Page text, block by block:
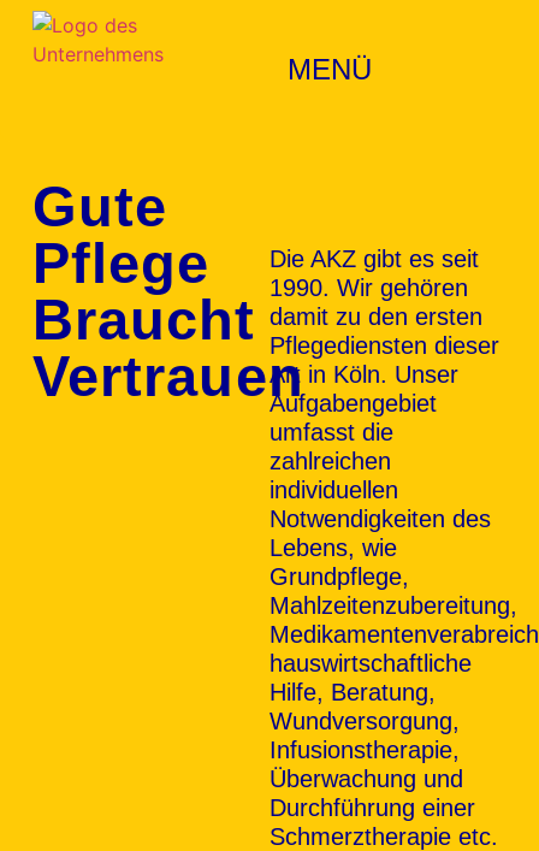
MENÜ
Gute
Pflege
Braucht
Vertrauen
Die AKZ gibt es seit
1990. Wir gehören
damit zu den ersten
Pflegediensten dieser
Art in Köln. Unser
Aufgabengebiet
umfasst die
zahlreichen
individuellen
Notwendigkeiten des
Lebens, wie
Grundpflege,
Mahlzeitenzubereitung,
hauswirtschaftliche
Hilfe, Beratung,
Wundversorgung,
Infusionstherapie,
Überwachung und
Durchführung einer
Schmerztherapie etc.